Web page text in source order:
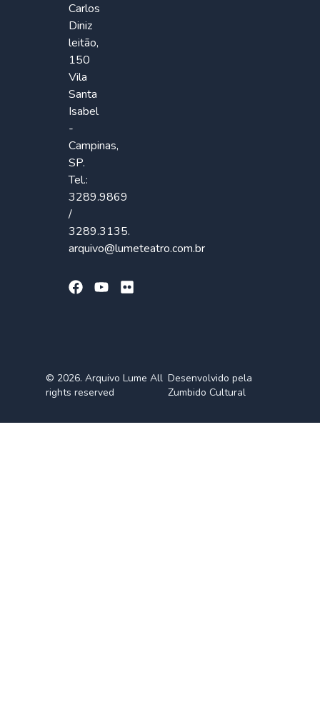
Carlos
Diniz
leitão,
150
Vila
Santa
Isabel
-
Campinas,
SP.
Tel.:
3289.9869
/
3289.3135.
arquivo@lumeteatro.com.br
© 2026. Arquivo Lume All
rights reserved
Desenvolvido pela
Zumbido Cultural